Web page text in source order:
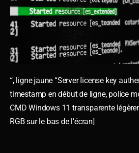
“, ligne jaune “Server license key
timestamp en début de ligne, police
CMD Windows 11 transparente
RGB sur le bas de l’écran]